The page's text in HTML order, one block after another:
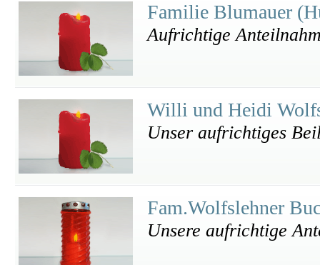
Familie Blumauer
Aufrichtige
Willi und Heidi
Unser aufrichtiges
Fam.Wolfslehner
Unsere aufrichtige